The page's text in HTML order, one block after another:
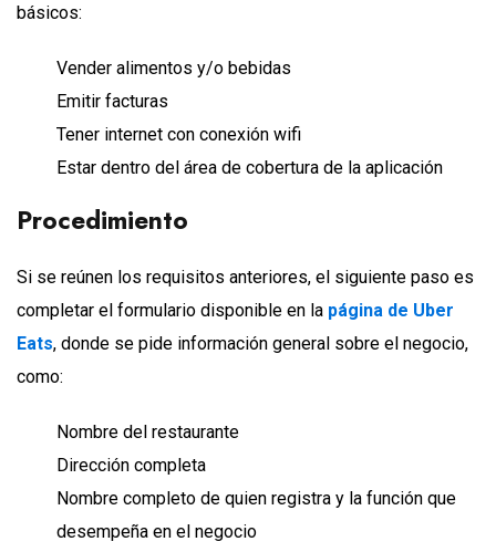
básicos:
Vender alimentos y/o bebidas
Emitir facturas
Tener internet con conexión wifi
Estar dentro del área de cobertura de la aplicación
Procedimiento
Si se reúnen los requisitos anteriores, el siguiente paso es
completar el formulario disponible en la página de Uber
Eats, donde se pide información general sobre el negocio,
como:
Nombre del restaurante
Dirección completa
Nombre completo de quien registra y la función que
desempeña en el negocio